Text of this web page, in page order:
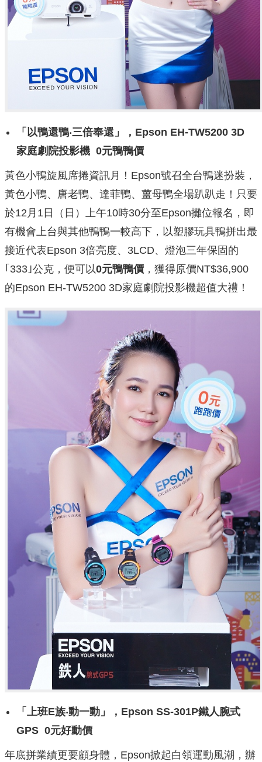
「以鴨還鴨‧三倍奉還」， Epson EH-TW5200 3D
家庭劇院投影機 0元鴨鴨價
黃色小鴨旋風席捲資訊月！Epson號召全台鴨迷扮裝，
黃色小鴨、唐老鴨、達菲鴨、薑母鴨全場趴趴走！只要
於12月1日（日）上午10時30分至Epson攤位報名，即
有機會上台與其他鴨鴨一較高下，以塑膠玩具鴨拼出最
接近代表Epson 3倍亮度、3LCD、燈泡三年保固的
｢333｣公克，便可以0元鴨鴨價 ，獲得原價NT$36,900
的Epson EH-TW5200 3D家庭劇院投影機超值大禮！
「上班E族‧動一動」， Epson SS-301P鐵人腕式
GPS 0元好動價
年底拼業績更要顧身體，Epson掀起白領運動風潮，辦